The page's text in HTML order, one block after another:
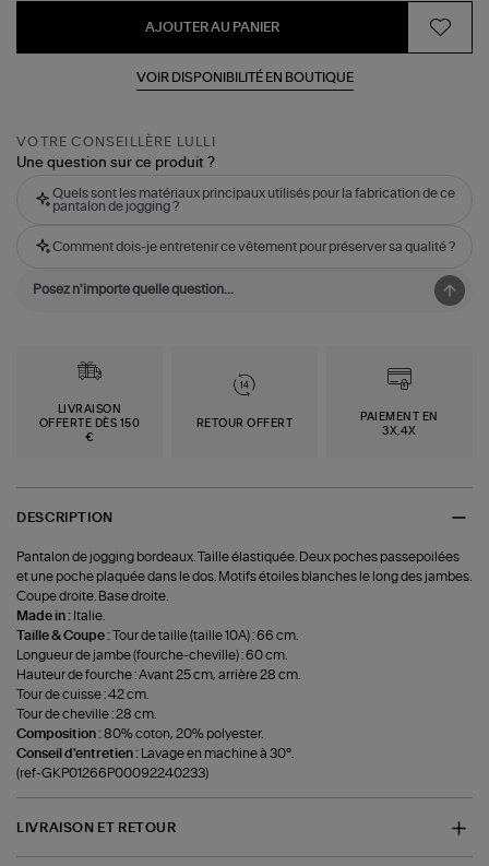
AJOUTER AU PANIER
VOIR DISPONIBILITÉ EN BOUTIQUE
VOTRE CONSEILLÈRE LULLI
Une question sur ce produit ?
Quels sont les matériaux principaux utilisés pour la fabrication de ce
pantalon de jogging ?
Comment dois-je entretenir ce vêtement pour préserver sa qualité ?
LIVRAISON
OFFERTE DÈS 150
€
RETOUR OFFERT
PAIEMENT EN
3X,4X
DESCRIPTION
Pantalon de jogging bordeaux. Taille élastiquée. Deux poches passepoilées
et une poche plaquée dans le dos. Motifs étoiles blanches le long des jambes.
Coupe droite. Base droite.
Made in : Italie.
Taille & Coupe :
Tour de taille (taille 10A) : 66 cm.
Longueur de jambe (fourche-cheville) : 60 cm.
Hauteur de fourche : Avant 25 cm, arrière 28 cm.
Tour de cuisse : 42 cm.
Tour de cheville : 28 cm.
Composition :80% coton, 20% polyester.
Conseil d'entretien : Lavage en machine à 30°.
(ref-GKP01266P00092240233)
LIVRAISON ET RETOUR